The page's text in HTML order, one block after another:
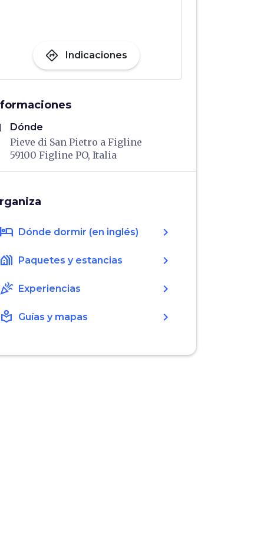
directions Indicaciones
Dónde
Pieve di San Pietro a Figline
59100 Figline PO, Italia
hotel Dónde dormir (en inglés) chevron_right
holiday_village Paquetes y estancias chevron_right
celebration Experiencias chevron_right
local_library Guías y mapas chevron_right